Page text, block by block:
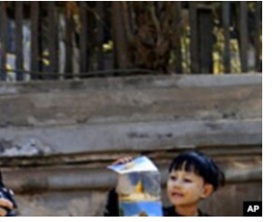
ယံ
ာ
စာ
ပ်စာ
ျက်အလက်များ
ဉ်
ား